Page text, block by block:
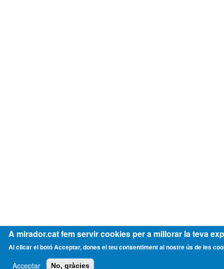
A mirador.cat fem servir cookies per a millorar la teva
Al clicar el botó Acceptar, dones el teu consentiment al nostre ús de les
Acceptar No, gràcies